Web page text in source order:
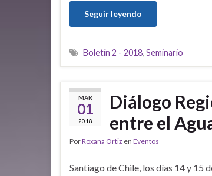
Seguir leyendo
Boletín 2 - 2018, Seminario
MAR
01
2018
Diálogo
entre el
PorRoxana Ortiz en Eventos
Santiago de Chile, los días 14 y 15